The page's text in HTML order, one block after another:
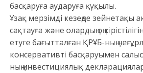
басқаруға аударуға құқылы.
Ұзақ мерзімді кезеңде зейнетақы
сақтауға және олардың оң
етуге бағытталған ҚРҰБ-ның
консервативті басқаруымен
ның инвестициялық